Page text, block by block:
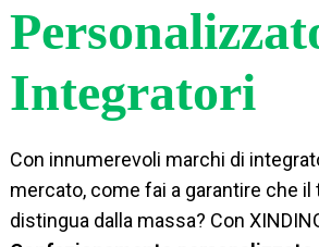
Integratori
Con innumerevoli marchi di
mercato, come fai a garantire che
distingua dalla massa? Con